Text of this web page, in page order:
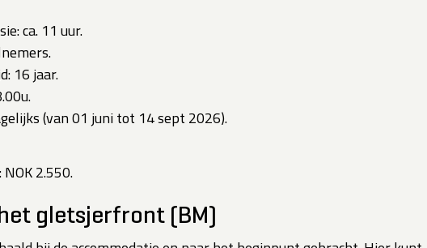
ca. 11 uur.
16 jaar.
(van 01 juni tot 14 sept 2026).
2.550.
gletsjerfront (BM)